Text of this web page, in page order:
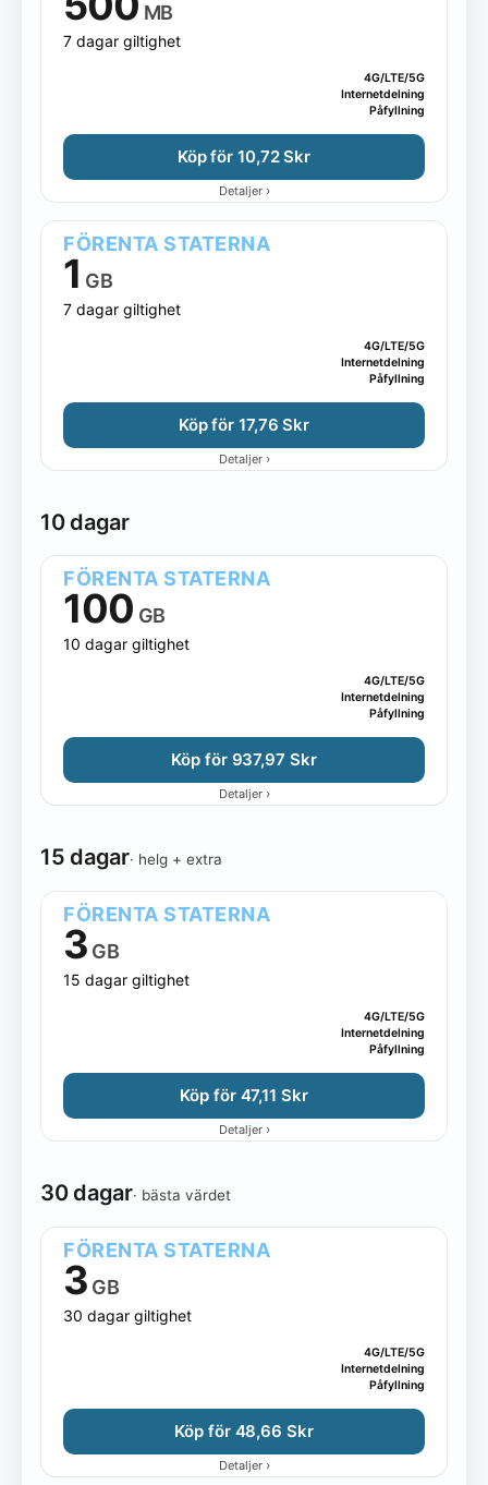
MB
7 dagar giltighet
4G/LTE/5G
Internetdelning
Påfyllning
Köp för 10,72 Skr
Detaljer ›
FÖRENTA STATERNA
1 GB
7 dagar giltighet
4G/LTE/5G
Internetdelning
Påfyllning
Köp för 17,76 Skr
Detaljer ›
10 dagar
FÖRENTA STATERNA
100 GB
10 dagar giltighet
4G/LTE/5G
Internetdelning
Påfyllning
Köp för 937,97 Skr
Detaljer ›
15 dagar· helg + extra
FÖRENTA STATERNA
3 GB
15 dagar giltighet
4G/LTE/5G
Internetdelning
Påfyllning
Köp för 47,11 Skr
Detaljer ›
30 dagar· bästa värdet
FÖRENTA STATERNA
3 GB
30 dagar giltighet
4G/LTE/5G
Internetdelning
Påfyllning
Köp för 48,66 Skr
Detaljer ›